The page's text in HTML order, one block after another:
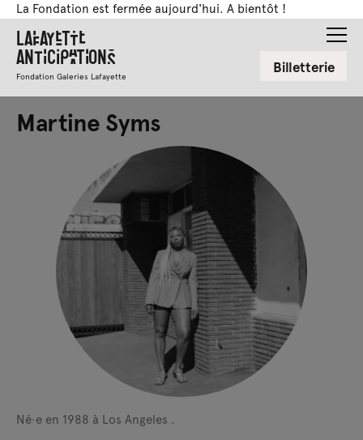
La Fondation est fermée aujourd'hui. A bientôt !
Lafayette
Anticipations
Fondation Galeries Lafayette Billetterie
Martine Syms
Né·e en 1988 à Los Angeles .